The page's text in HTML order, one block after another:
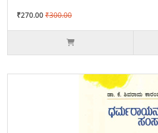
₹270.00₹300.00